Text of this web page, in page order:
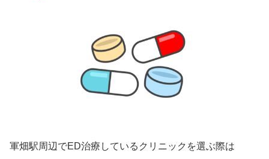
軍畑駅周辺でED治療しているクリニックを選ぶ際は